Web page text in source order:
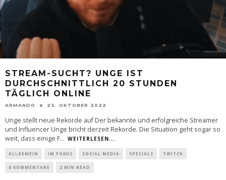
STREAM-SUCHT? UNGE IST
DURCHSCHNITTLICH 20 STUNDEN
TÄGLICH ONLINE
ARMANDO 23. OKTOBER 2022
Unge stellt neue Rekorde auf Der bekannte und erfolgreiche Streamer
und Influencer Unge bricht derzeit Rekorde. Die Situation geht sogar so
weit, dass einige F... WEITERLESEN...
ALLGEMEIN IM FOKUS SOCIAL MEDIA SPECIALS TWITCH
0 KOMMENTARE 2 MIN READ